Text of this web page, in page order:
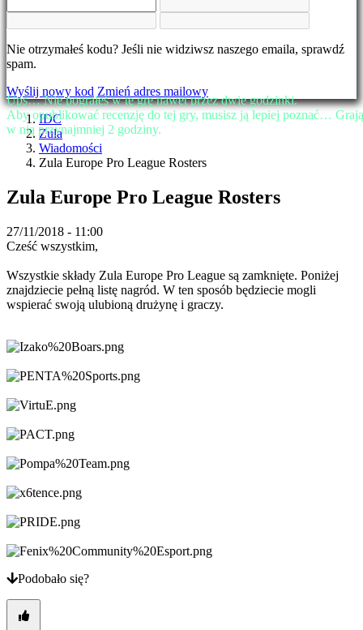
KO
NL
PL
PT
RO
RU
TR
VI
ZH
Gra
Rozgrywka
Wydarzenia
w
grze
Wiadomości
Media
Przewodniki
Forum
Nie otrzymałeś kodu? Jeśli nie widziwsz naszego emaila, sprawdź
spam.
Wyślij nowy kod Zmień adres mailowy
IDC
Zula
Wiadomości
Zula Europe Pro League Rosters
Zula Europe Pro League Rosters
27/11/2018 - 11:00
Cześć wszystkim,
Wszystkie składy Zula Europe Pro League są zamknięte. Poniżej
znajdziecie pełną listę nagród. W ten sposób będziecie mogli
wspierać swoją ulubioną drużynę i graczy.
Podobało się?
Ups… Nie pograłeś w tę grę nawet przez dwie godzinki.
Aby opublikować recenzję do tej gry, musisz ją lepiej poznać…
w nią przynajmniej 2 godziny.